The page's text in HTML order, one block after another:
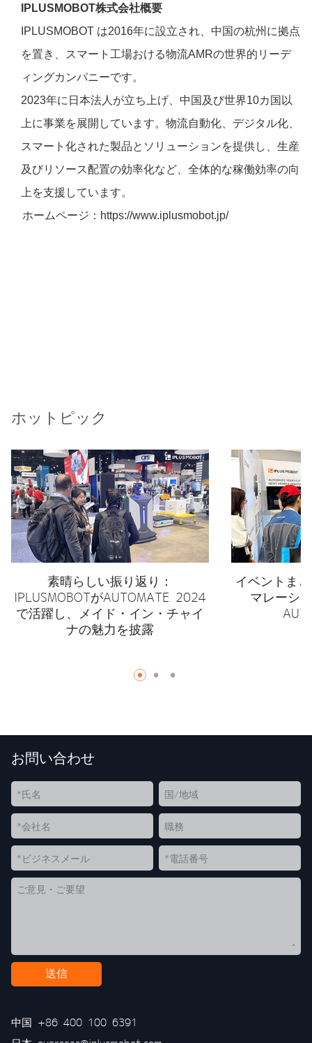
IPLUSMOBOT株式会社概要
IPLUSMOBOT は2016年に設立され、中国の杭州に拠点
を置き、スマート工場おける物流AMRの世界的リーデ
ィングカンパニーです。
2023年に日本法人が立ち上げ、中国及び世界10カ国以
上に事業を展開しています。物流自動化、デジタル化、
スマート化された製品とソリューションを提供し、生産
及びリソース配置の効率化など、全体的な稼働効率の向
上を支援しています。
ホームページ：https://www.iplusmobot.jp/
ホットピック
素晴らしい振り返り：
IPLUSMOBOTがAUTOMATE 2024
で活躍し、メイド・イン・チャイ
ナの魅力を披露
イベントま
マレーシ
お問い合わせ
送信
中国 +86 400 100 6391